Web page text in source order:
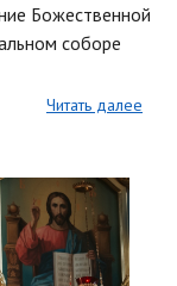
Божественной
соборе
Читать далее